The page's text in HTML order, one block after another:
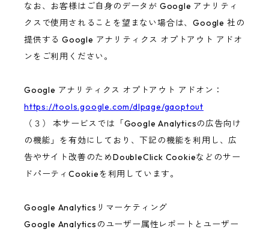
なお、お客様はご自身のデータが Google アナリティ
クスで使用されることを望まない場合は、Google 社の
提供する Google アナリティクス オプトアウト アドオ
ンをご利用ください。
Google アナリティクス オプトアウト アドオン：
https://tools.google.com/dlpage/gaoptout
（３） 本サービスでは「Google Analyticsの広告向け
の機能」を有効にしており、下記の機能を利用し、広
告やサイト改善のためDoubleClick Cookieなどのサー
ドパーティCookieを利用しています。
Google Analyticsリマーケティング
Google Analyticsのユーザー属性レポートとユーザー